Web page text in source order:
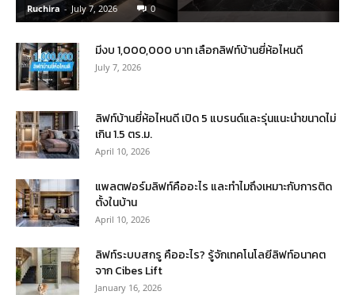
Ruchira - July 7, 2026 0
มีงบ 1,000,000 บาท เลือกลิฟท์บ้านยี่ห้อไหนดี
July 7, 2026
ลิฟท์บ้านยี่ห้อไหนดี เปิด 5 แบรนด์และรุ่นแนะนำขนาดไม่
เกิน 1.5 ตร.ม.
April 10, 2026
แพลตฟอร์มลิฟท์คืออะไร และทำไมถึงเหมาะกับการติด
ตั้งในบ้าน
April 10, 2026
ลิฟท์ระบบสกรู คืออะไร? รู้จักเทคโนโลยีลิฟท์อนาคต
จาก Cibes Lift
January 16, 2026